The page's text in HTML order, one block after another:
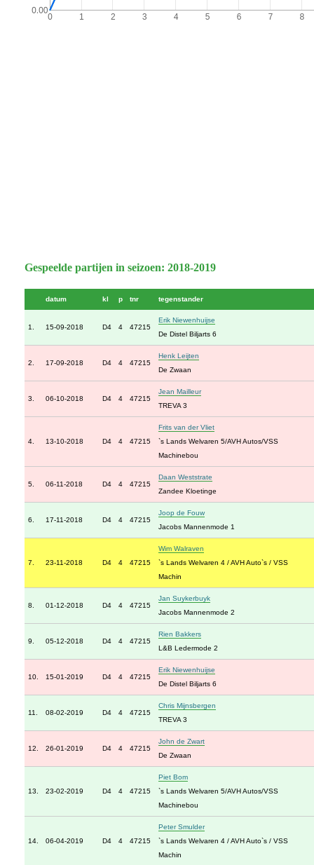
Gespeelde partijen in seizoen: 2018-2019
datum kl p tnr tegenstander
1. 15-09-2018 D4 4 47215
Erik Niewenhuijse
De Distel Biljarts 6
2. 17-09-2018 D4 4 47215
Henk Leijten
De Zwaan
3. 06-10-2018 D4 4 47215
Jean Mailleur
TREVA 3
4. 13-10-2018 D4 4 47215
Frits van der Vliet
`s Lands Welvaren 5/AVH Autos/VSS
Machinebou
5. 06-11-2018 D4 4 47215
Daan Weststrate
Zandee Kloetinge
6. 17-11-2018 D4 4 47215
Joop de Fouw
Jacobs Mannenmode 1
7. 23-11-2018 D4 4 47215
Wim Walraven
`s Lands Welvaren 4 / AVH Auto`s / VSS
Machin
8. 01-12-2018 D4 4 47215
Jan Suykerbuyk
Jacobs Mannenmode 2
9. 05-12-2018 D4 4 47215
Rien Bakkers
L&B Ledermode 2
10. 15-01-2019 D4 4 47215
Erik Niewenhuijse
De Distel Biljarts 6
11. 08-02-2019 D4 4 47215
Chris Mijnsbergen
TREVA 3
12. 26-01-2019 D4 4 47215
John de Zwart
De Zwaan
13. 23-02-2019 D4 4 47215
Piet Bom
`s Lands Welvaren 5/AVH Autos/VSS
Machinebou
14. 06-04-2019 D4 4 47215
Peter Smulder
`s Lands Welvaren 4 / AVH Auto`s / VSS
Machin